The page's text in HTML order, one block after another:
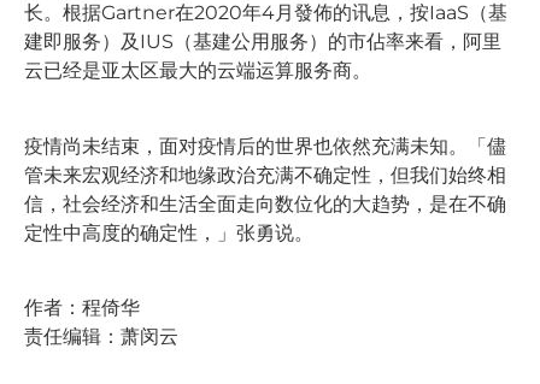
长。根据Gartner在2020年4月發佈的讯息，按IaaS（基
建即服务）及IUS（基建公用服务）的市佔率来看，阿里
云已经是亚太区最大的云端运算服务商。
疫情尚未结束，面对疫情后的世界也依然充满未知。「儘
管未来宏观经济和地缘政治充满不确定性，但我们始终相
信，社会经济和生活全面走向数位化的大趋势，是在不确
定性中高度的确定性，」张勇说。
作者：程倚华
责任编辑：萧闵云